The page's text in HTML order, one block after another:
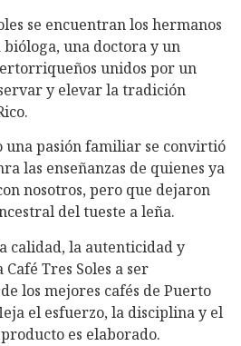
se encuentran los hermanos
una doctora y un
unidos por un
y elevar la tradición
una pasión familiar se convirtió
las enseñanzas de quienes ya
nosotros, pero que dejaron
del tueste a leña.
calidad, la autenticidad y
Tres Soles a ser
los mejores cafés de Puerto
el esfuerzo, la disciplina y el
es elaborado.